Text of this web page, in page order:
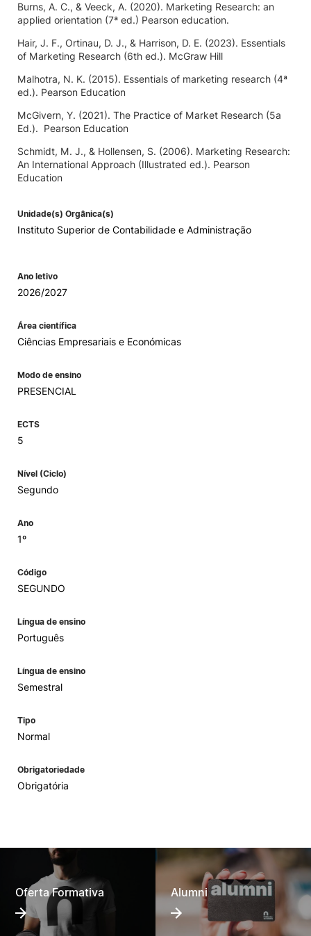
Burns, A. C., & Veeck, A. (2020). Marketing Research: an
applied orientation (7ª ed.) Pearson education.
Hair, J. F., Ortinau, D. J., & Harrison, D. E. (2023). Essentials
of Marketing Research (6th ed.). McGraw Hill
Malhotra, N. K. (2015). Essentials of marketing research (4ª
ed.). Pearson Education
McGivern, Y. (2021). The Practice of Market Research (5a
Ed.). Pearson Education
Schmidt, M. J., & Hollensen, S. (2006). Marketing Research:
An International Approach (Illustrated ed.). Pearson
Education
Unidade(s) Orgânica(s)
Instituto Superior de Contabilidade e Administração
Ano letivo
2026/2027
Área científica
Ciências Empresariais e Económicas
Modo de ensino
PRESENCIAL
ECTS
5
Nível (Ciclo)
Segundo
Ano
1º
Código
SEGUNDO
Língua de ensino
Português
Língua de ensino
Semestral
Tipo
Normal
Obrigatoriedade
Obrigatória
Oferta Formativa Alumni